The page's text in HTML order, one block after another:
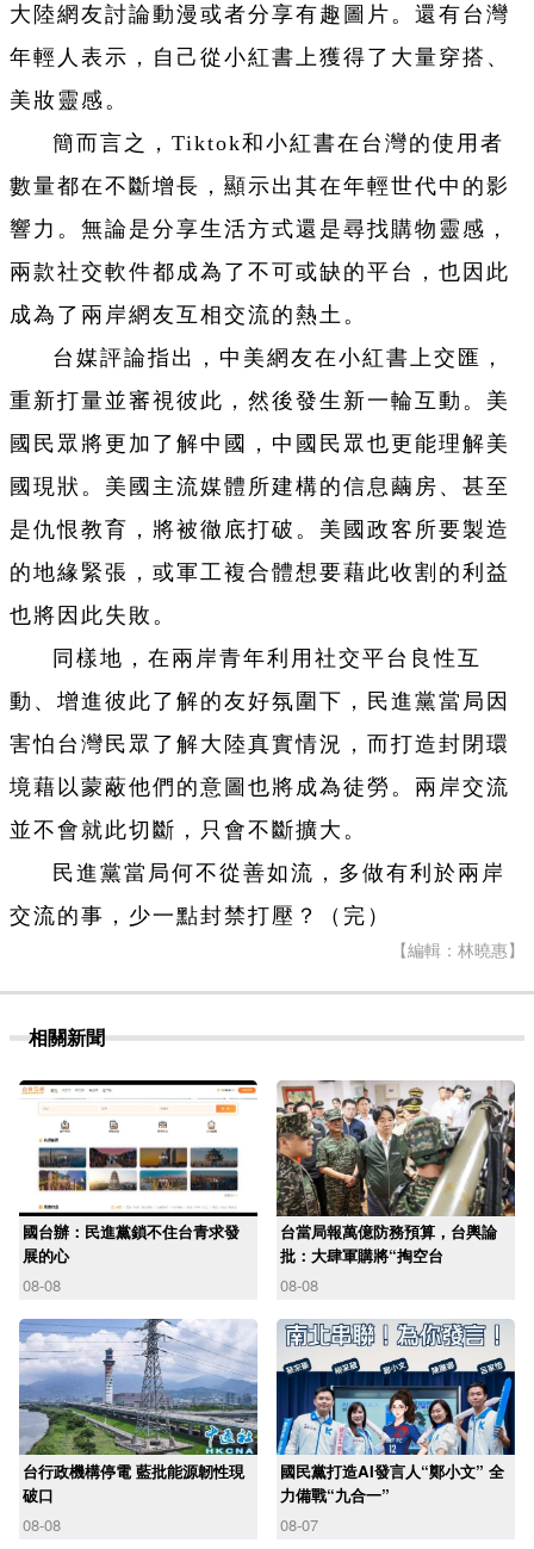
大陸網友討論動漫或者分享有趣圖片。還有台灣
年輕人表示，自己從小紅書上獲得了大量穿搭、
美妝靈感。
簡而言之，Tiktok和小紅書在台灣的使用者
數量都在不斷增長，顯示出其在年輕世代中的影
響力。無論是分享生活方式還是尋找購物靈感，
兩款社交軟件都成為了不可或缺的平台，也因此
成為了兩岸網友互相交流的熱土。
台媒評論指出，中美網友在小紅書上交匯，
重新打量並審視彼此，然後發生新一輪互動。美
國民眾將更加了解中國，中國民眾也更能理解美
國現狀。美國主流媒體所建構的信息繭房、甚至
是仇恨教育，將被徹底打破。美國政客所要製造
的地緣緊張，或軍工複合體想要藉此收割的利益
也將因此失敗。
同樣地，在兩岸青年利用社交平台良性互
動、增進彼此了解的友好氛圍下，民進黨當局因
害怕台灣民眾了解大陸真實情況，而打造封閉環
境藉以蒙蔽他們的意圖也將成為徒勞。兩岸交流
並不會就此切斷，只會不斷擴大。
民進黨當局何不從善如流，多做有利於兩岸
交流的事，少一點封禁打壓？（完）
【編輯：林曉惠】
相關新聞
國台辦：民進黨鎖不住台青求發
展的心
08-08
台當局報萬億防務預算，台輿論
批：大肆軍購將“掏空台
08-08
台行政機構停電 藍批能源韌性現
破口
08-08
國民黨打造AI發言人“鄭小文” 全
力備戰“九合一”
08-07